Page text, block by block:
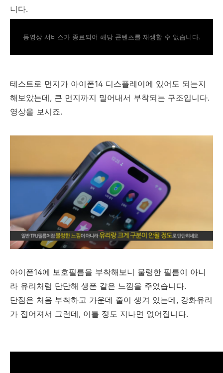
니다.
동영상 서비스가 종료되어 해당 콘텐츠를 재생할 수 없습니다.
테스트로 먼지가 아이폰14 디스플레이에 있어도 되는지
해보았는데, 큰 먼지까지 밀어내서 부착되는 구조입니다.
영상을 보시죠.
아이폰14에 보호필름을 부착해보니 물렁한 필름이 아니
라 유리처럼 단단해 생폰 같은 느낌을 주었습니다.
단점은 처음 부착하고 가운데 줄이 생겨 있는데, 강화유리
가 접어져서 그런데, 이틀 정도 지나면 없어집니다.